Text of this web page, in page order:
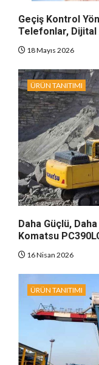
Geçiş Kontrol
Telefonlar, Dijital
18 Mayıs 2026
ÜRÜN TANITIMI
Daha Güçlü,
Komatsu
16 Nisan 2026
ÜRÜN TANITIMI